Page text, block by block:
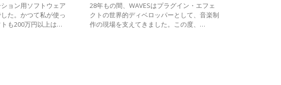
ョン用ソフトウェア
た。かつて私が使っ
も200万円以上はし
28年もの間、WAVESはプラグイン・エフェ
クトの世界的ディベロッパーとして、音楽制
作の現場を支えてきました。この度、